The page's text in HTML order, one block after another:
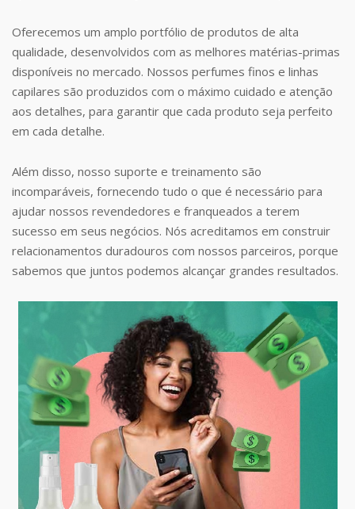
Oferecemos um amplo portfólio de produtos de alta
qualidade, desenvolvidos com as melhores matérias-primas
disponíveis no mercado. Nossos perfumes finos e linhas
capilares são produzidos com o máximo cuidado e atenção
aos detalhes, para garantir que cada produto seja perfeito
em cada detalhe.
Além disso, nosso suporte e treinamento são
incomparáveis, fornecendo tudo o que é necessário para
ajudar nossos revendedores e franqueados a terem
sucesso em seus negócios. Nós acreditamos em construir
relacionamentos duradouros com nossos parceiros, porque
sabemos que juntos podemos alcançar grandes resultados.